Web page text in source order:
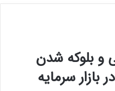
و بلوکه شدن
بازار سرمایه